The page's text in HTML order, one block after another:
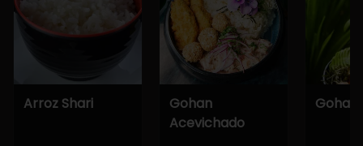
Arroz Shari
Gohan
Acevichado
Gohan